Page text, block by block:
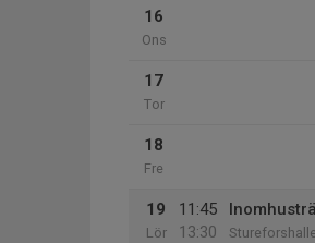
16
Ons
17
Tor
18
Fre
19
Lör
11:45
13:30